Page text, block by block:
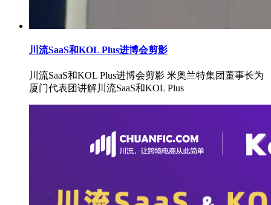
川流SaaS和KOL Plus进博会剪影
川流SaaS和KOL Plus进博会剪影 米奥兰特集团董事长为
厦门代表团讲解川流SaaS和KOL Plus